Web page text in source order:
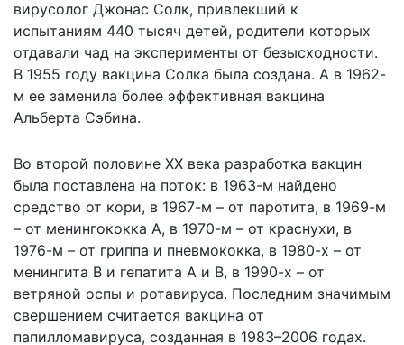
вирусолог Джонас Солк, привлекший к
испытаниям 440 тысяч детей, родители которых
отдавали чад на эксперименты от безысходности.
В 1955 году вакцина Солка была создана. А в 1962-
м ее заменила более эффективная вакцина
Альберта Сэбина.
Во второй половине XX века разработка вакцин
была поставлена на поток: в 1963-м найдено
средство от кори, в 1967-м – от паротита, в 1969-м
– от менингококка А, в 1970-м – от краснухи, в
1976-м – от гриппа и пневмококка, в 1980-х – от
менингита В и гепатита А и В, в 1990-х – от
ветряной оспы и ротавируса. Последним значимым
свершением считается вакцина от
папилломавируса, созданная в 1983–2006 годах.